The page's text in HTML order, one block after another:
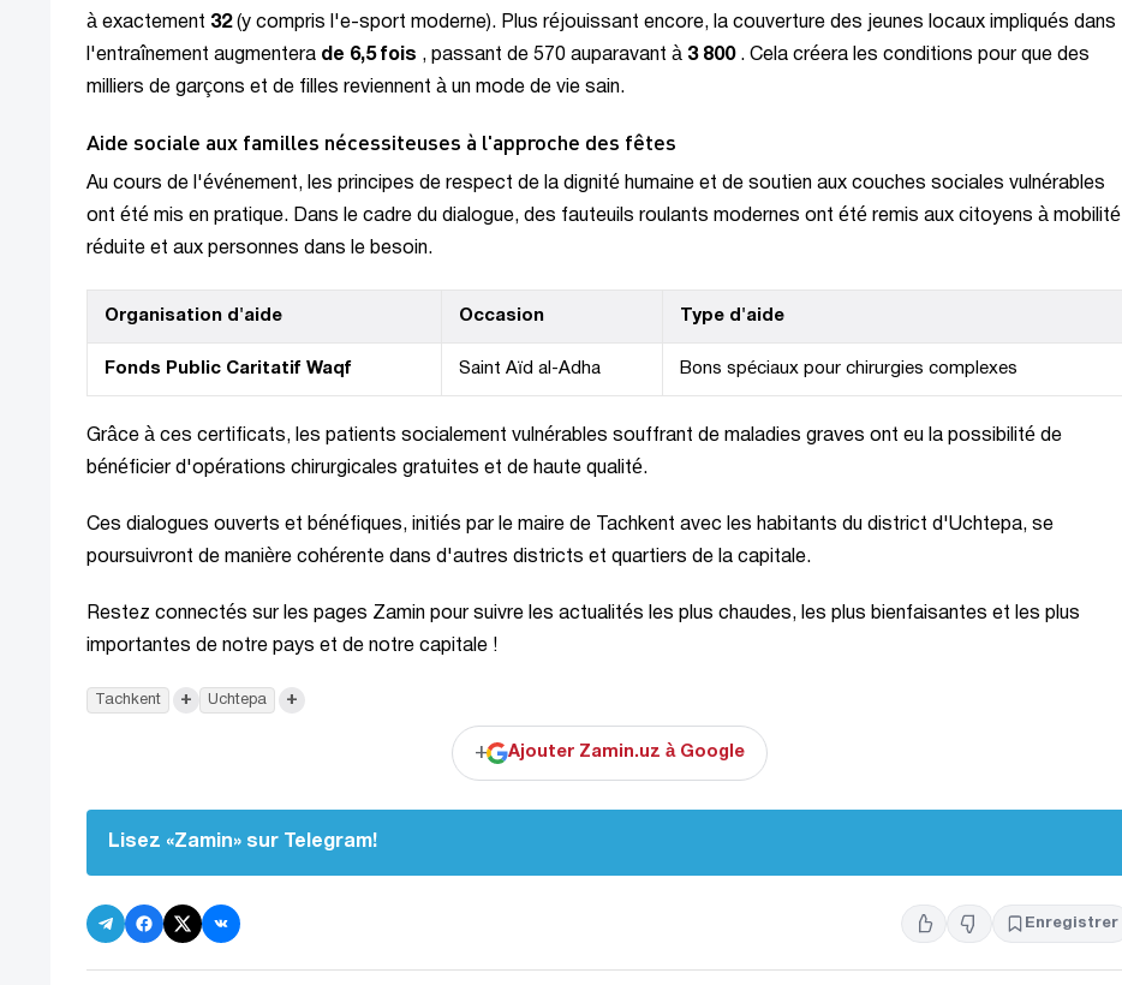
à exactement 32(y compris l'e-sport moderne). Plus réjouissant encore, la couverture des jeunes locaux impliqués dans
l'entraînement augmentera de 6,5 fois , passant de 570 auparavant à 3 800. Cela créera les conditions pour que des
milliers de garçons et de filles reviennent à un mode de vie sain.
Aide sociale aux familles nécessiteuses à l'approche des fêtes
Au cours de l'événement, les principes de respect de la dignité humaine et de soutien aux couches sociales vulnérables
ont été mis en pratique. Dans le cadre du dialogue, des fauteuils roulants modernes ont été remis aux citoyens à mobilité
réduite et aux personnes dans le besoin.
Organisation d'aide Occasion Type d'aide
Fonds Public Caritatif Waqf Saint Aïd al-Adha Bons spéciaux pour chirurgies complexes
Grâce à ces certificats, les patients socialement vulnérables souffrant de maladies graves ont eu la possibilité de
bénéficier d'opérations chirurgicales gratuites et de haute qualité.
Ces dialogues ouverts et bénéfiques, initiés par le maire de Tachkent avec les habitants du district d'Uchtepa, se
poursuivront de manière cohérente dans d'autres districts et quartiers de la capitale.
Restez connectés sur les pages Zamin pour suivre les actualités les plus chaudes, les plus bienfaisantes et les plus
importantes de notre pays et de notre capitale !
Tachkent + Uchtepa +
+ Ajouter Zamin.uz à Google
Lisez «Zamin» sur Telegram!
Enregistrer